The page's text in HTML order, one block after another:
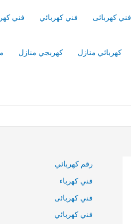
فني كهربائى فني كهربائي فني
كهربائي منازل كهربجي منازل
رقم كهربائي
فني كهرباء
فني كهربائى
فني كهربائي